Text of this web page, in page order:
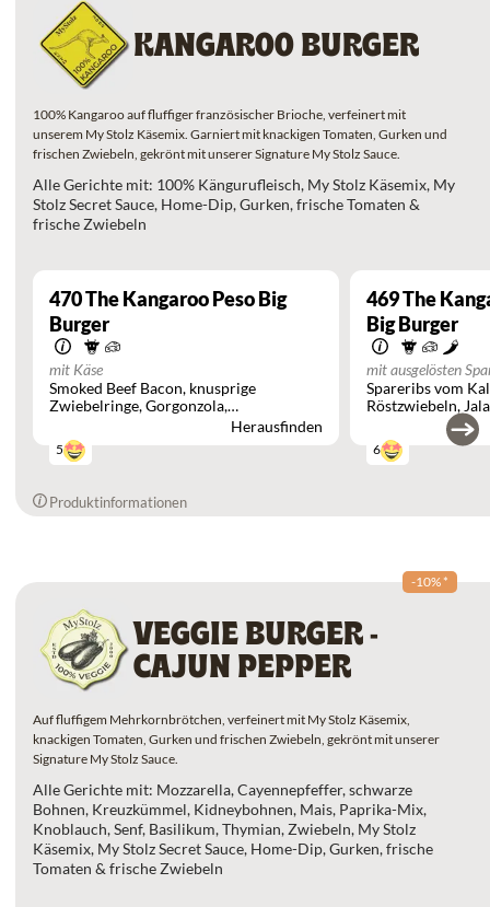
KANGAROO BURGER
100% Kangaroo auf fluffiger französischer Brioche, verfeinert mit
unserem My Stolz Käsemix. Garniert mit knackigen Tomaten, Gurken und
frischen Zwiebeln, gekrönt mit unserer Signature My Stolz Sauce.
Alle Gerichte mit: 100% Kängurufleisch, My Stolz Käsemix, My
Stolz Secret Sauce, Home-Dip, Gurken, frische Tomaten &
frische Zwiebeln
470The Kangaroo Peso Big
Burger
mit Käse
Smoked Beef Bacon knusprige
Zwiebelringe Gorgonzola
Herausfinden
5
469The
Big Burger
mit ausgelösten
Spareribs vom
Röstzwiebeln
6
Produktinformationen
-10% *
VEGGIE BURGER -
CAJUN PEPPER
Auf fluffigem Mehrkornbrötchen, verfeinert mit My Stolz Käsemix,
knackigen Tomaten, Gurken und frischen Zwiebeln, gekrönt mit unserer
Signature My Stolz Sauce.
Alle Gerichte mit: Mozzarella, Cayennepfeffer, schwarze
Bohnen, Kreuzkümmel, Kidneybohnen, Mais, Paprika-Mix,
Knoblauch, Senf, Basilikum, Thymian, Zwiebeln, My Stolz
Käsemix, My Stolz Secret Sauce, Home-Dip, Gurken, frische
Tomaten & frische Zwiebeln